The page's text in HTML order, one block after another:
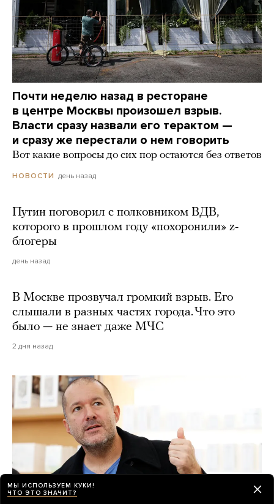
Почти неделю назад в ресторане
в центре Москвы произошел взрыв.
Власти сразу назвали его терактом —
и сразу же перестали о нем говорить
Вот какие вопросы до сих пор остаются без ответов
НОВОСТИ день назад
Путин поговорил с полковником ВДВ,
которого в прошлом году «похоронили» z-
блогеры
день назад
В Москве прозвучал громкий взрыв. Его
слышали в разных частях города. Что это
было — не знает даже МЧС
2 дня назад
МЫ ИСПОЛЬЗУЕМ КУКИ!
ЧТО ЭТО ЗНАЧИТ?